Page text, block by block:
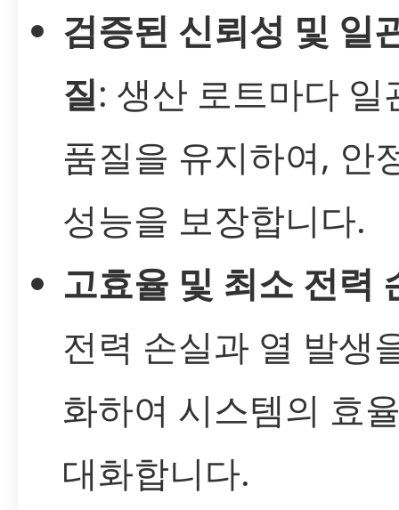
검증된 신뢰성 및 일
질: 생산 로트마다 일
품질을 유지하여, 안
성능을 보장합니다.
고효율 및 최소 전력
전력 손실과 열 발생
화하여 시스템의 효
대화합니다.